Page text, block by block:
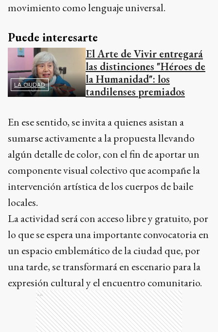
movimiento como lenguaje universal.
Puede interesarte
LA CIUDAD
El Arte de Vivir entregará
las distinciones "Héroes de
la Humanidad": los
tandilenses premiados
En ese sentido, se invita a quienes asistan a
sumarse activamente a la propuesta llevando
algún detalle de color, con el fin de aportar un
componente visual colectivo que acompañe la
intervención artística de los cuerpos de baile
locales.
La actividad será con acceso libre y gratuito, por
lo que se espera una importante convocatoria en
un espacio emblemático de la ciudad que, por
una tarde, se transformará en escenario para la
expresión cultural y el encuentro comunitario.
Ads